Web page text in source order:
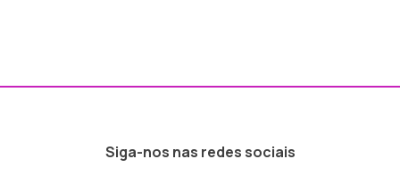
Siga-nos nas redes sociais